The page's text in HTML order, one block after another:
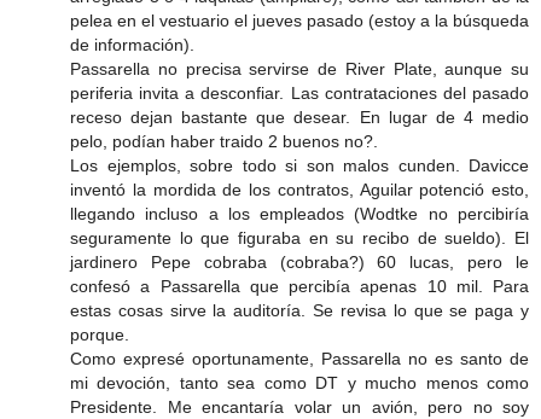
pelea en el vestuario el jueves pasado (estoy a la búsqueda
de información).
Passarella no precisa servirse de River Plate, aunque su
periferia invita a desconfiar. Las contrataciones del pasado
receso dejan bastante que desear. En lugar de 4 medio
pelo, podían haber traido 2 buenos no?.
Los ejemplos, sobre todo si son malos cunden. Davicce
inventó la mordida de los contratos, Aguilar potenció esto,
llegando incluso a los empleados (Wodtke no percibiría
seguramente lo que figuraba en su recibo de sueldo). El
jardinero Pepe cobraba (cobraba?) 60 lucas, pero le
confesó a Passarella que percibía apenas 10 mil. Para
estas cosas sirve la auditoría. Se revisa lo que se paga y
porque.
Como expresé oportunamente, Passarella no es santo de
mi devoción, tanto sea como DT y mucho menos como
Presidente. Me encantaría volar un avión, pero no soy